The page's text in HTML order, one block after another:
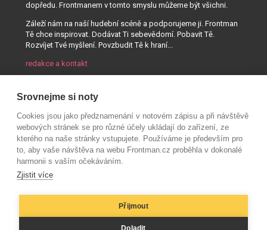
dopředu. Frontmanem v tomto smyslu můžeme být všichni.
Záleží nám na naší hudební scéně a podporujeme ji. Frontman
Tě chce inspirovat. Dodávat Ti sebevědomí. Pobavit Tě.
Rozvíjet Tvé myšlení. Povzbudit Tě k hraní...
redakce a kontakt
Srovnejme si noty
Cookies jsou jako předznamenání v notovém zápisu a při návštěvě
webových stránek se pro různé účely ukládají do zařízení, ze
kterého na naše stránky vstupujete. Používáme je především pro
to, aby vaše návštěva na webu Frontman.cz proběhla v dokonalé
harmonii s vaším očekáváním.
Zjistit více
Přijmout
Doladit